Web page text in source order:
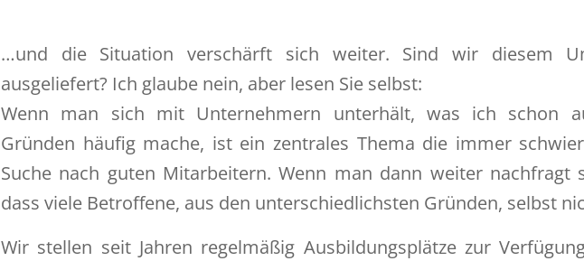
…und die Situation verschärft sich weiter. Sind wir diesem
ausgeliefert? Ich glaube nein, aber lesen Sie selbst:
Wenn man sich mit Unternehmern unterhält, was ich schon
Gründen häufig mache, ist ein zentrales Thema die immer
Suche nach guten Mitarbeitern. Wenn man dann weiter nachfragt
dass viele Betroffene, aus den unterschiedlichsten Gründen, selbst
Wir stellen seit Jahren regelmäßig Ausbildungsplätze zur